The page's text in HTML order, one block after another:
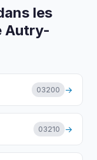
les
Autry-
03200 →
03210 →